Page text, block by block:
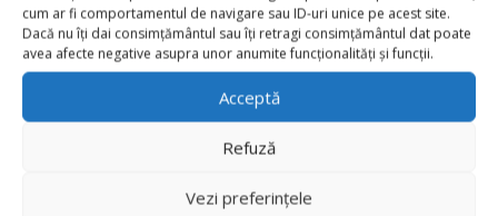
cum ar fi comportamentul de navigare sau ID-uri unice pe acest site.
Dacă nu îți dai consimțământul sau îți retragi consimțământul dat poate
avea afecte negative asupra unor anumite funcționalități și funcții.
Acceptă
Refuză
Vezi preferințele
Adresa ta de email nu va fi publicată. Câmpurile obligatorii
sunt marcate cu*
Evaluarea ta
Value for money